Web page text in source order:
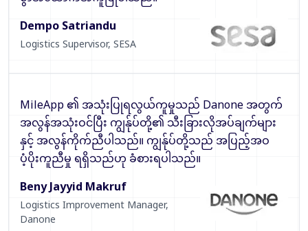
Dempo Satriandu
Logistics Supervisor, SESA
MileApp ၏ အသုံးပြုရလွယ်ကူမှုသည် Danone အတွက်
အလွန်အသုံးဝင်ပြီး ကျွန်ုပ်တို့၏ သီးခြားလိုအပ်ချက်များ
နှင့် အလွန်ကိုက်ညီပါသည်။ ကျွန်ုပ်တို့သည် အပြည့်အဝ
ပံ့ပိုးကူညီမှု ရရှိသည်ဟု ခံစားရပါသည်။
Beny Jayyid Makruf
Logistics Improvement Manager,
Danone